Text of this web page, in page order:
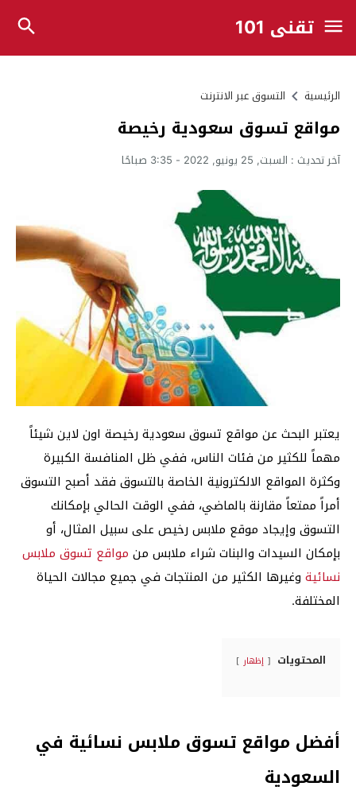
تقني 101
الرئيسية التسوق عبر الانترنت
مواقع تسوق سعودية رخيصة
آخر تحديث : السبت, 25 يونيو, 2022 - 3:35 صباحًا
يعتبر البحث عن مواقع تسوق سعودية رخيصة اون لاين شيئاً
مهماً للكثير من فئات الناس، ففي ظل المنافسة الكبيرة
وكثرة المواقع الالكترونية الخاصة بالتسوق فقد أصبح التسوق
أمراً ممتعاً مقارنة بالماضي، ففي الوقت الحالي بإمكانك
التسوق وإيجاد موقع ملابس رخيص على سبيل المثال، أو
بإمكان السيدات والبنات شراء ملابس من مواقع تسوق ملابس
نسائية وغيرها الكثير من المنتجات في جميع مجالات الحياة
المختلفة.
المحتويات إظهار
أفضل مواقع تسوق ملابس نسائية في
السعودية